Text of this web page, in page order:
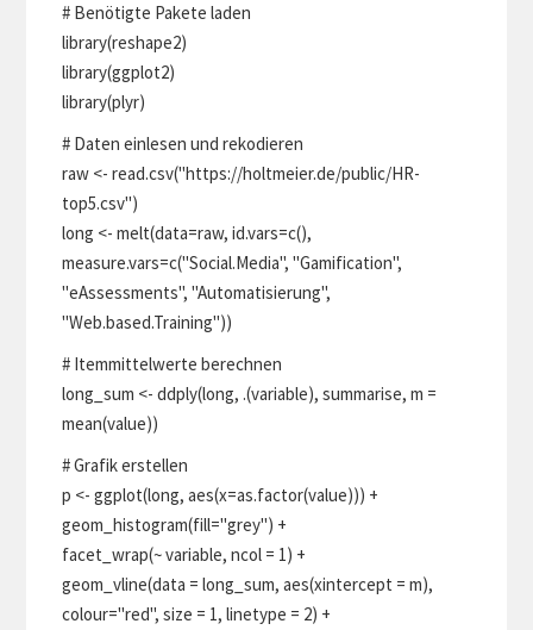
# Benötigte Pakete laden
library(reshape2)
library(ggplot2)
library(plyr)
# Daten einlesen und rekodieren
raw <- read.csv("https://holtmeier.de/public/HR-
top5.csv")
long <- melt(data=raw, id.vars=c(),
measure.vars=c("Social.Media", "Gamification",
"eAssessments", "Automatisierung",
"Web.based.Training"))
# Itemmittelwerte berechnen
long_sum <- ddply(long, .(variable), summarise, m =
mean(value))
# Grafik erstellen
p <- ggplot(long, aes(x=as.factor(value))) +
geom_histogram(fill="grey") +
facet_wrap(~ variable, ncol = 1) +
geom_vline(data = long_sum, aes(xintercept = m),
colour="red", size = 1, linetype = 2) +